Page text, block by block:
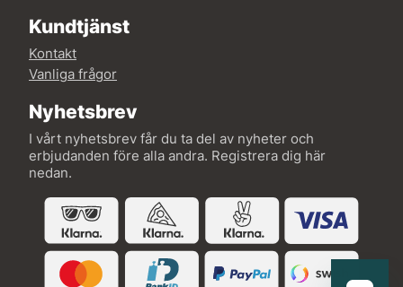
Kundtjänst
Kontakt
Vanliga frågor
Nyhetsbrev
I vårt nyhetsbrev får du ta del av nyheter och
erbjudanden före alla andra. Registrera dig här
nedan.